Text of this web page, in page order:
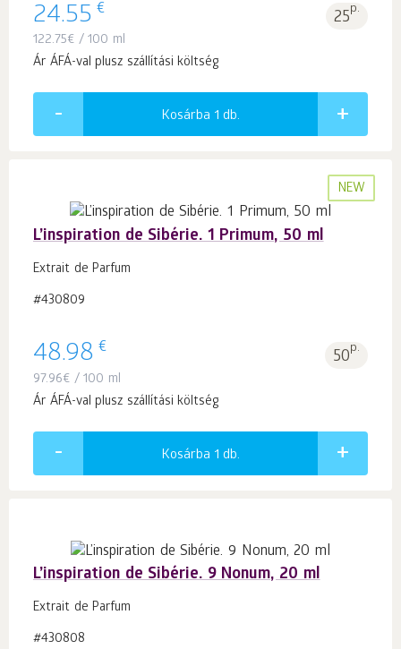
24.55 € 25p.
122.75€ / 100 ml
Ár ÁFÁ-val plusz szállítási költség
Kosárba 1 db.
NEW
L’inspiration de Sibérie. 1 Primum, 50 ml
Extrait de Parfum
#430809
48.98 € 50p.
97.96€ / 100 ml
Ár ÁFÁ-val plusz szállítási költség
Kosárba 1 db.
L’inspiration de Sibérie. 9 Nonum, 20 ml
Extrait de Parfum
#430808